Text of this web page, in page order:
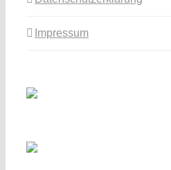
Impressum